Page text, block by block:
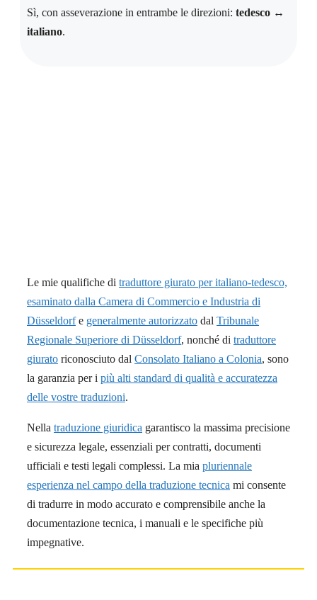
Sì, con asseverazione in entrambe le direzioni: tedesco ↔
italiano.
Le mie qualifiche di traduttore giurato per italiano-tedesco,
esaminato dalla Camera di Commercio e Industria di
Düsseldorfe generalmente autorizzato dal Tribunale
Regionale Superiore di Düsseldorf, nonché di traduttore
giurato riconosciuto dal Consolato Italiano a Colonia, sono
la garanzia per i più alti standard di qualità e accuratezza
delle vostre traduzioni.
Nella traduzione giuridica garantisco la massima precisione
e sicurezza legale, essenziali per contratti, documenti
ufficiali e testi legali complessi. La mia pluriennale
esperienza nel campo della traduzione tecnica mi consente
di tradurre in modo accurato e comprensibile anche la
documentazione tecnica, i manuali e le specifiche più
impegnative.